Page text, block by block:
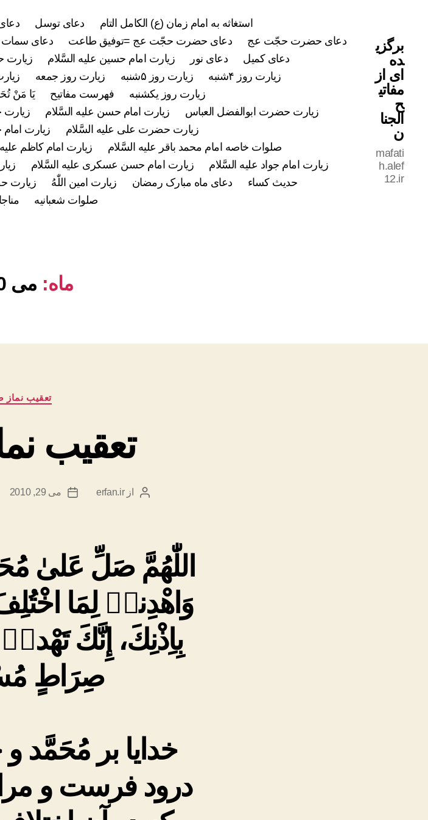
برگزی
ده
ای از
مفاتی
ح
الجنا
ن
mafati
h.alef
12.ir
استغاثه به امام زمان (ع) الکامل التام دعای توسل
دعای حضرت حجّت عج
دعای حضرت حجّت عج =توفیق طاعت دعای سمات
دعای کمیل
دعای نور زیارت امام حسین علیه السَّلام زیارت
زیارت روز ۴شنبه
زیارت روز ۵شنبه زیارت روز جمعه
زیارت روز یکشنبه
فهرست مفاتیح يَا مَنْ
زیارت حضرت ابوالفضل العباس
زیارت امام حسن علیه السَّلام
زیارت حضرت علی علیه السَّلام
زیارت
صلوات خاصه امام محمد باقر علیه السَّلام
زیارت امام کاظم
زیارت امام جواد علیه السَّلام
زیارت امام حسن عسکری علیه السَّلام
حدیث کساء
دعای ماه مبارک رمضان زیارت امین اللّٰهُ زیارت
صلوات شعبانیه
ماه: می 2010
تعقیب نماز
تعقیب
نویسنده
ازerfan.ir
تاریخمی 29, 2010
اللّٰهُمَّ صَلِّ عَلىٰ
وَاهْدِنىٖ لِمَا
بِاِذْنِكَ، إِنَّكَ
صِرَاطٍ
خدایا بر مُحَمَّد
درود فرست و